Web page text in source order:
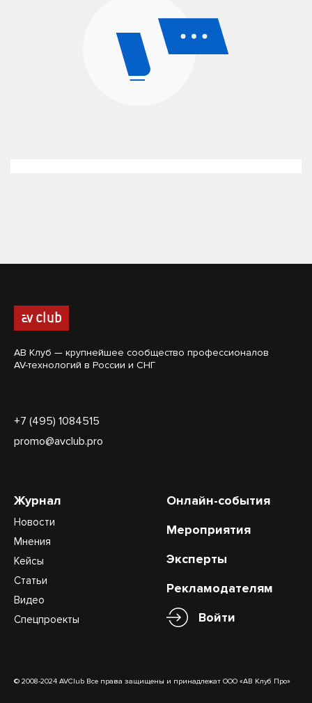
АВ Клуб — крупнейшее сообщество профессионалов
AV-технологий в России и СНГ
+7 (495) 1084515
promo@avclub.pro
Журнал
Новости
Мнения
Кейсы
Статьи
Видео
Спецпроекты
Онлайн-события
Мероприятия
Эксперты
Рекламодателям
Войти
© 2008-2024 AVClub Все права защищены и принадлежат ООО «АВ Клуб Про»